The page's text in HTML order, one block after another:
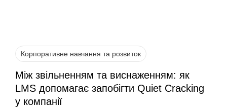
Корпоративне навчання та розвиток
Між звільненням та виснаженням: як
LMS допомагає запобігти Quiet Cracking
у компанії